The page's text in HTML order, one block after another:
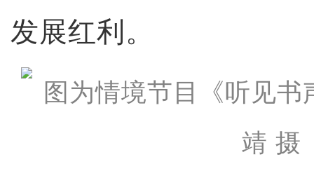
发展红利。